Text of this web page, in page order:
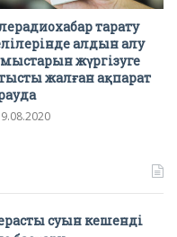
тарату
алдын алу
жүргізуге
жалған ақпарат
суын кешенді